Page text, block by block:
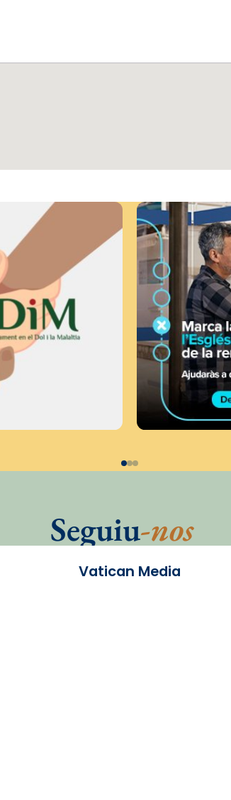
Seguiu-nos
Vatican Media